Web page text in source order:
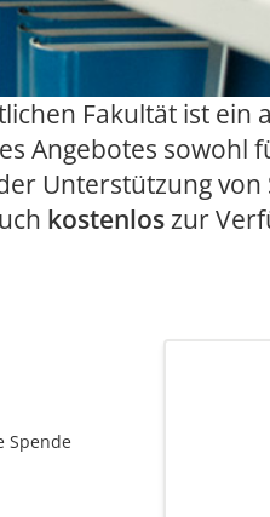
Fakultät ist ein
Angebotes sowohl
Unterstützung
kostenloszur
Spende